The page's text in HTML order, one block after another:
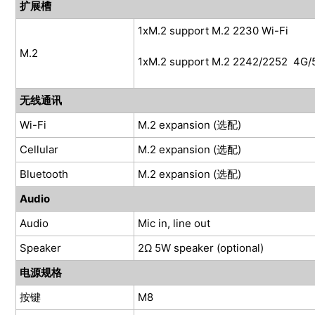
扩展槽
M.2
1xM.2 support M.2 2230 Wi-Fi
1xM.2 support M.2 2242/2252 4G/
无线通讯
Wi-Fi
M.2 expansion (选配)
Cellular
M.2 expansion (选配)
Bluetooth
M.2 expansion (选配)
Audio
Audio
Mic in, line out
Speaker
2Ω 5W speaker (optional)
电源规格
按键
M8